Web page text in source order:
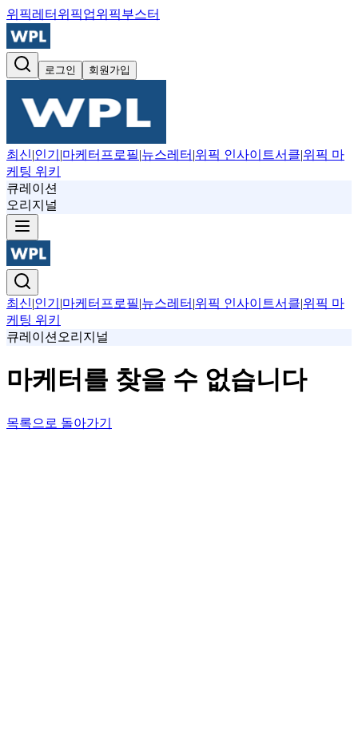
위픽레터 위픽업위픽부스터
로그인 회원가입
최신|인기 |마케터프로필|뉴스레터 |위픽 인사이트서클|위픽 마
케팅 위키
큐레이션
오리지널
최신|인기 |마케터프로필|뉴스레터 |위픽 인사이트서클|위픽 마
케팅 위키
큐레이션 오리지널
마케터를 찾을 수 없습니다
목록으로 돌아가기